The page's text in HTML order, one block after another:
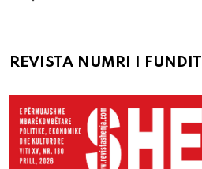
REVISTA NUMRI I FUNDIT